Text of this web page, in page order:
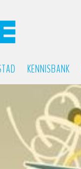
KENNISBANK